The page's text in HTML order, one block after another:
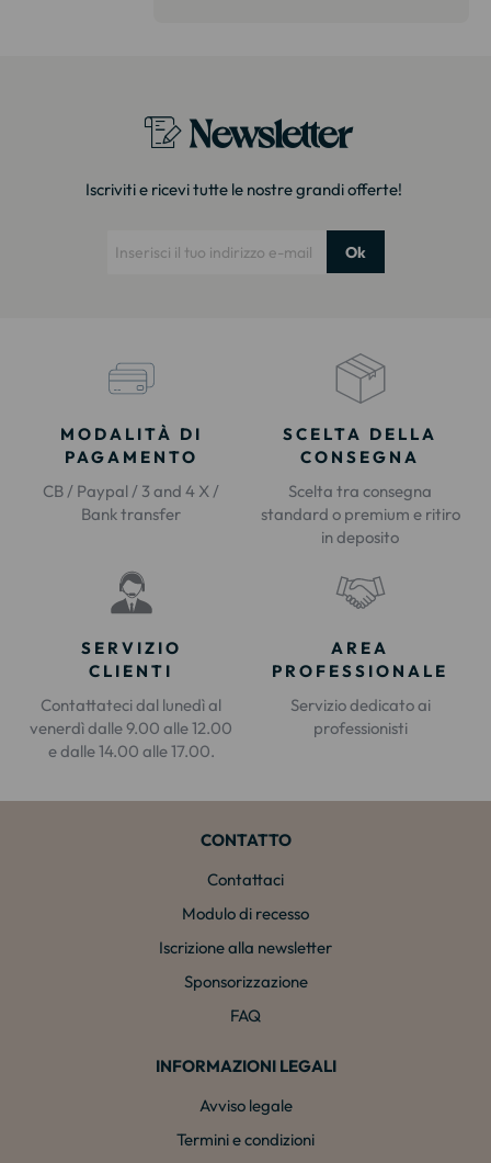
Newsletter
Iscriviti e ricevi tutte le nostre grandi offerte!
Ok
MODALITÀ DI
PAGAMENTO
CB / Paypal / 3 and 4 X /
Bank transfer
SCELTA DELLA
CONSEGNA
Scelta tra consegna
standard o premium e ritiro
in deposito
SERVIZIO
CLIENTI
Contattateci dal lunedì al
venerdì dalle 9.00 alle 12.00
e dalle 14.00 alle 17.00.
AREA
PROFESSIONALE
Servizio dedicato ai
professionisti
CONTATTO
Contattaci
Modulo di recesso
Iscrizione alla newsletter
Sponsorizzazione
FAQ
INFORMAZIONI LEGALI
Avviso legale
Termini e condizioni